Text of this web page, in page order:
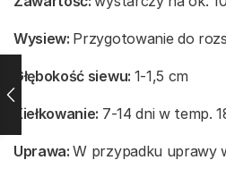
Wysiew: Przygotowanie do
Głębokość siewu: 1-1,5 cm
Kiełkowanie: 7-14 dni w temp.
Uprawa:W przypadku uprawy